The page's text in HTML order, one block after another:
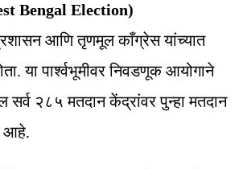
Bengal Election)
आणि तृणमूल काँग्रेस यांच्यात
या पार्श्वभूमीवर निवडणूक आयोगाने
सर्व २८५ मतदान केंद्रांवर पुन्हा मतदान
आहे.